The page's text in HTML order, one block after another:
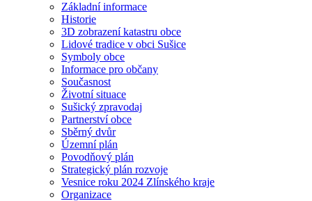
Základní informace
Historie
3D zobrazení katastru obce
Lidové tradice v obci Sušice
Symboly obce
Informace pro občany
Současnost
Životní situace
Sušický zpravodaj
Partnerství obce
Sběrný dvůr
Územní plán
Povodňový plán
Strategický plán rozvoje
Vesnice roku 2024 Zlínského kraje
Organizace